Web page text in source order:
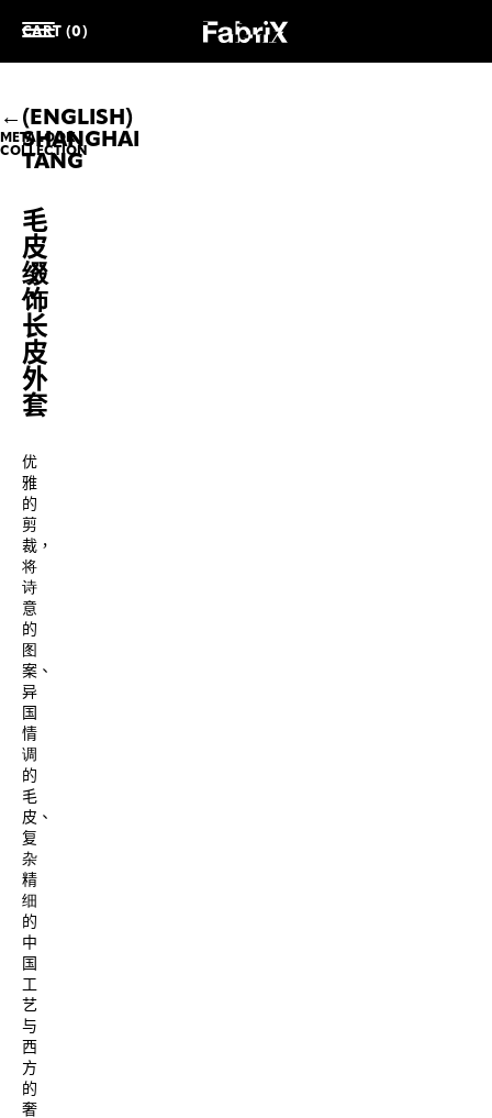
CART (0)
METALOOK
COLLECTION
(ENGLISH)
SHANGHAI
TANG
毛
皮
缀
饰
长
皮
外
套
优
雅
的
剪
裁，
将
诗
意
的
图
案、
异
国
情
调
的
毛
皮、
复
杂
精
细
的
中
国
工
艺
与
西
方
的
奢